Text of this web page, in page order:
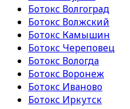
Ботокс Волгоград
Ботокс Волжский
Ботокс Камышин
Ботокс Череповец
Ботокс Вологда
Ботокс Воронеж
Ботокс Иваново
Ботокс Иркутск